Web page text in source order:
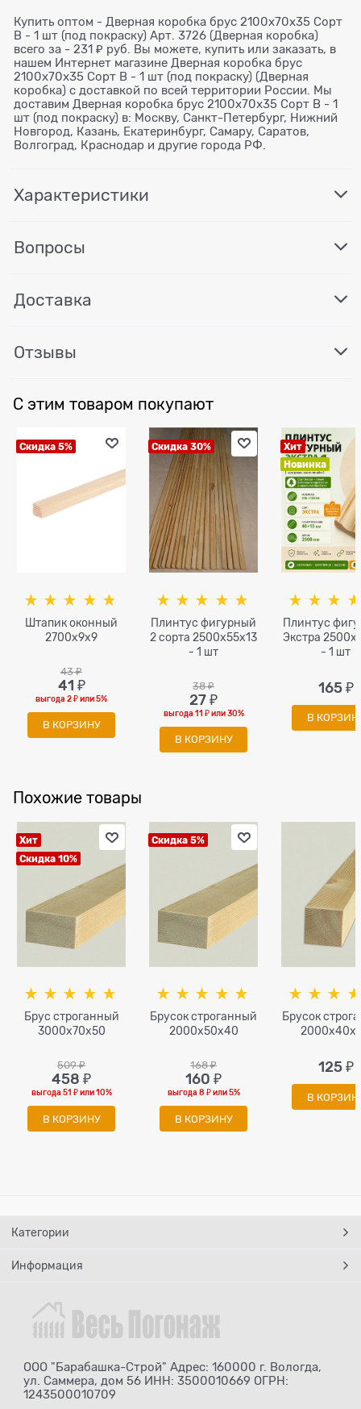
Купить оптом - Дверная коробка брус 2100х70х35 Сорт
В - 1 шт (под покраску) Арт. 3726 (Дверная коробка)
всего за - 231 ₽ руб. Вы можете, купить или заказать, в
нашем Интернет магазине Дверная коробка брус
2100х70х35 Сорт В - 1 шт (под покраску) (Дверная
коробка) с доставкой по всей территории России. Мы
доставим Дверная коробка брус 2100х70х35 Сорт В - 1
шт (под покраску) в: Москву, Санкт-Петербург, Нижний
Новгород, Казань, Екатеринбург, Самару, Саратов,
Волгоград, Краснодар и другие города РФ.
Характеристики
Вопросы
Доставка
Отзывы
С этим товаром покупают
Скидка 5%
Штапик оконный
2700x9x9
43 ₽
41 ₽
выгода2 ₽или5%
В КОРЗИНУ
Скидка 30%
Плинтус фигурный
2 сорта 2500х55х13
- 1 шт
38 ₽
27 ₽
выгода 11 ₽или30%
В КОРЗИНУ
Хит
Новинка
Плинтус
Экстра
- 1 шт
165 ₽
В
Похожие товары
Хит
Скидка 10%
Брус строганный
3000x70х50
509 ₽
458 ₽
выгода 51 ₽или10%
В КОРЗИНУ
Скидка 5%
Брусок строганный
2000x50x40
168 ₽
160 ₽
выгода 8 ₽или5%
В КОРЗИНУ
Брусок
125 ₽
В
Категории
Информация
ООО "Барабашка-Строй" Адрес: 160000 г. Вологда,
ул. Саммера, дом 56 ИНН: 3500010669 ОГРН:
1243500010709